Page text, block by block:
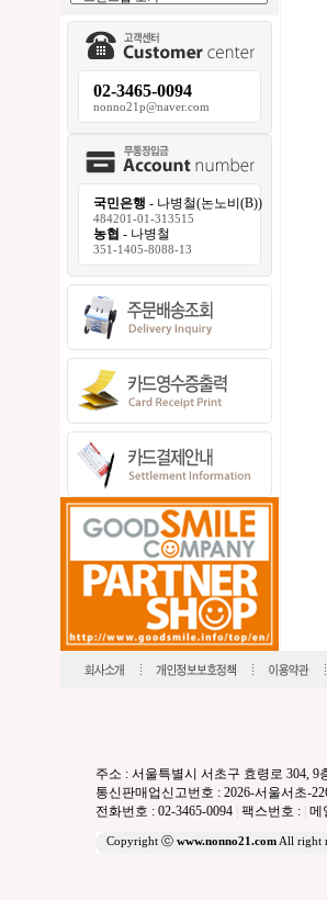
02-3465-0094
nonno21p@naver.com
국민은행 - 나병철(논노비(B))
484201-01-313515
농협 - 나병철
351-1405-8088-13
주소 : 서울특별시 서초구 효령로 304, 9
통신판매업신고번호 : 2026-서울서초-
전화번호 : 02-3465-0094 팩스번호 : 메
Copyright ⓒ www.nonno21.comAll right